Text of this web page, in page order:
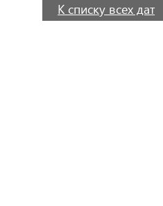
К списку всех дат